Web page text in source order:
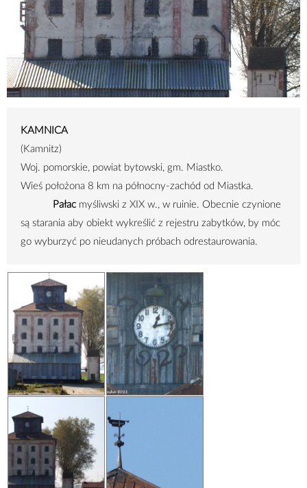
KAMNICA
(Kamnitz)
Woj. pomorskie, powiat bytowski, gm. Miastko.
Wieś położona 8 km na północny-zachód od Miastka.
Pałac myśliwski z XIX w., w ruinie. Obecnie czynione
są starania aby obiekt wykreślić z rejestru zabytków, by móc
go wyburzyć po nieudanych próbach odrestaurowania.